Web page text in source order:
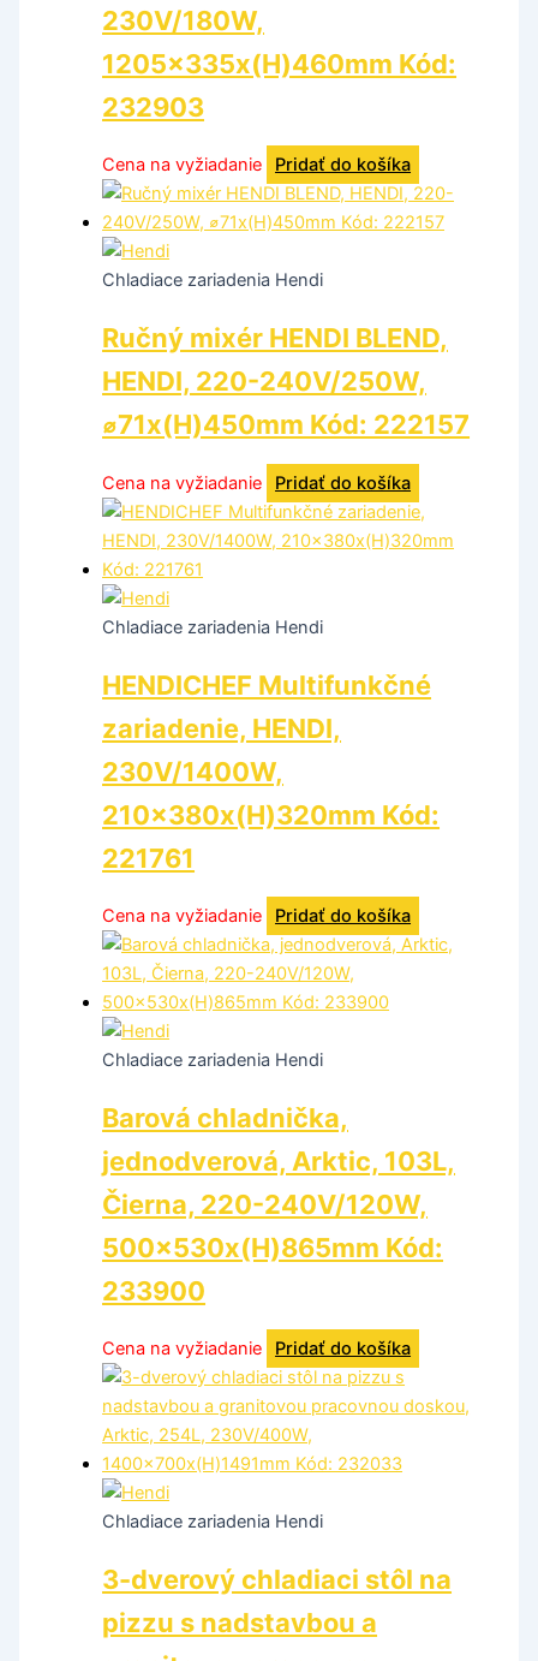
230V/180W,
1205x335x(H)460mm Kód:
232903
Cena na vyžiadanie Pridať do košíka
Chladiace zariadenia Hendi
Ručný mixér HENDI BLEND,
HENDI, 220-240V/250W,
⌀71x(H)450mm Kód: 222157
Cena na vyžiadanie Pridať do košíka
Chladiace zariadenia Hendi
HENDICHEF Multifunkčné
zariadenie, HENDI,
230V/1400W,
210x380x(H)320mm Kód:
221761
Cena na vyžiadanie Pridať do košíka
Chladiace zariadenia Hendi
Barová chladnička,
jednodverová, Arktic, 103L,
Čierna, 220-240V/120W,
500x530x(H)865mm Kód:
233900
Cena na vyžiadanie Pridať do košíka
Chladiace zariadenia Hendi
3-dverový chladiaci stôl na
pizzu s nadstavbou a